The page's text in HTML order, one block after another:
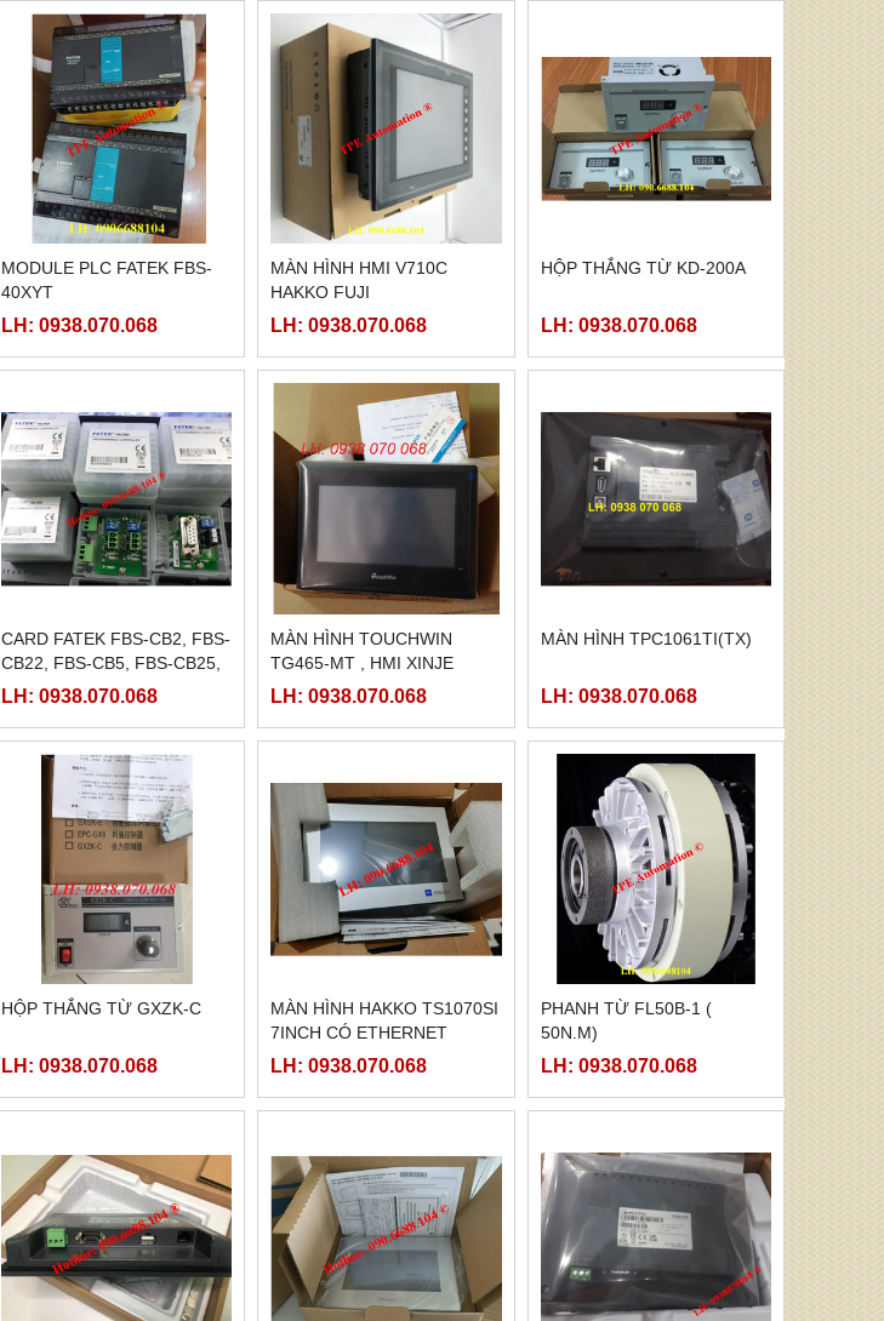
MODULE PLC FATEK FBS-
40XYT
LH: 0938.070.068
MÀN HÌNH HMI V710C
HAKKO FUJI
LH: 0938.070.068
HỘP THẮNG TỪ KD-200A
LH: 0938.070.068
CARD FATEK FBS-CB2, FBS-
CB22, FBS-CB5, FBS-CB25,
FBS-CB55
LH: 0938.070.068
MÀN HÌNH TOUCHWIN
TG465-MT , HMI XINJE
TG465-MT
LH: 0938.070.068
MÀN HÌNH TPC1061TI(TX)
LH: 0938.070.068
HỘP THẮNG TỪ GXZK-C
LH: 0938.070.068
MÀN HÌNH HAKKO TS1070SI
7INCH CÓ ETHERNET
LH: 0938.070.068
PHANH TỪ FL50B-1 (
50N.M)
LH: 0938.070.068